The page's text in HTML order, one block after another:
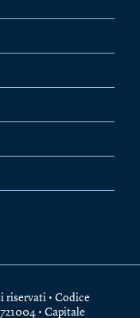
riservati • Codice
• Capitale